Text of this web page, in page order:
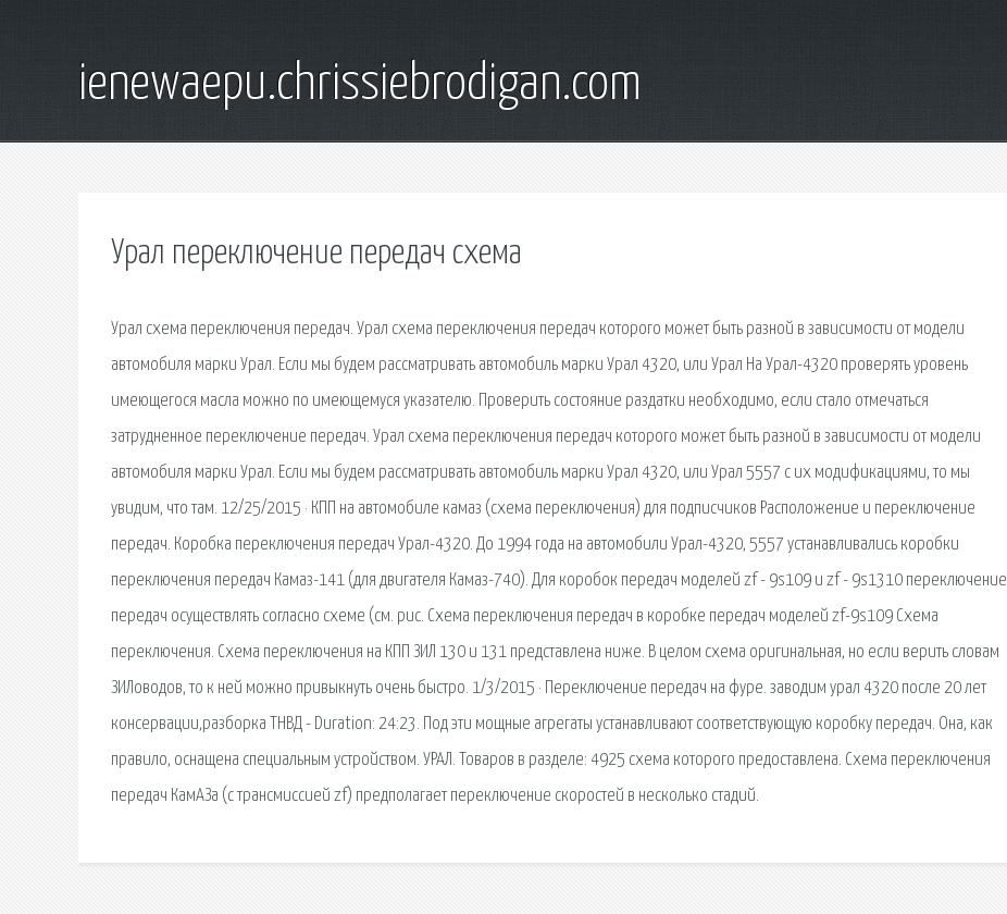
ienewaepu.chrissiebrodigan.com
Урал переключение передач схема
Урал схема переключения передач. Урал схема переключения передач которого может быть разной в зависимости от модели
автомобиля марки Урал. Если мы будем рассматривать автомобиль марки Урал 4320, или Урал На Урал-4320 проверять уровень
имеющегося масла можно по имеющемуся указателю. Проверить состояние раздатки необходимо, если стало отмечаться
затрудненное переключение передач. Урал схема переключения передач которого может быть разной в зависимости от модели
автомобиля марки Урал. Если мы будем рассматривать автомобиль марки Урал 4320, или Урал 5557 с их модификациями, то мы
увидим, что там. 12/25/2015 · КПП на автомобиле камаз (схема переключения) для подписчиков Расположение и переключение
передач. Коробка переключения передач Урал-4320. До 1994 года на автомобили Урал-4320, 5557 устанавливались коробки
переключения передач Камаз-141 (для двигателя Камаз-740). Для коробок передач моделей zf - 9s109 и zf - 9s1310 переключение
передач осуществлять согласно схеме (см. рис. Схема переключения передач в коробке передач моделей zf-9s109 Схема
переключения. Схема переключения на КПП ЗИЛ 130 и 131 представлена ниже. В целом схема оригинальная, но если верить словам
ЗИЛоводов, то к ней можно привыкнуть очень быстро. 1/3/2015 · Переключение передач на фуре. заводим урал 4320 после 20 лет
консервации,разборка ТНВД - Duration: 24:23. Под эти мощные агрегаты устанавливают соответствующую коробку передач. Она, как
правило, оснащена специальным устройством. УРАЛ. Товаров в разделе: 4925 схема которого предоставлена. Схема переключения
передач КамАЗа (с трансмиссией zf) предполагает переключение скоростей в несколько стадий.